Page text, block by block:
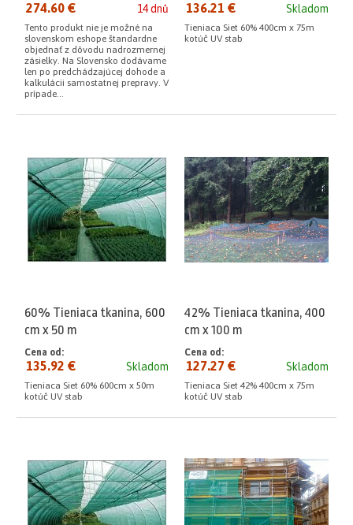
14 dnů
274.60 €
Tento produkt nie je možné na
slovenskom eshope štandardne
objednať z dôvodu nadrozmernej
zásielky. Na Slovensko dodávame
len po predchádzajúcej dohode a
kalkulácii samostatnej prepravy. V
prípade...
Skladom
136.21 €
Tieniaca Siet 60% 400cm x 75m
kotúč UV stab
60% Tieniaca tkanina, 600
cm x 50 m
Skladom
Cena od:
135.92 €
Tieniaca Siet 60% 600cm x 50m
kotúč UV stab
42% Tieniaca tkanina, 400
cm x 100 m
Skladom
Cena od:
127.27 €
Tieniaca Siet 42% 400cm x 75m
kotúč UV stab